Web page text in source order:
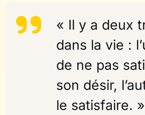
« Il y a deux
dans la vie :
de ne pas
son désir,
le satisfaire.